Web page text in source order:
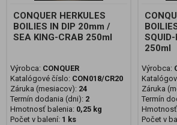
CONQUER HERKULES
BOILIES IN DIP 20mm /
SEA KING-CRAB 250ml
Výrobca: CONQUER
Katalógové číslo: CON018/CR20
Záruka (mesiacov): 24
Termín dodania (dni): 2
Hmotnosť balenia: 0,25 kg
Počet v balení: 1 ks
250ml
Výrobca:
Záruka
Termín
Počet v